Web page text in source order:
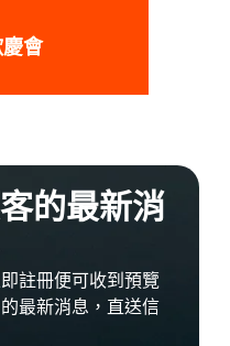
會
的最新消
註冊便可收到預覽
最新消息，直送信